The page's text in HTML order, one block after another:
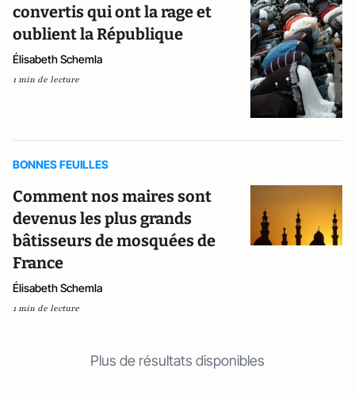
convertis qui ont la rage et
oublient la République
Élisabeth Schemla
1 min de lecture
BONNES FEUILLES
Comment nos maires sont
devenus les plus grands
bâtisseurs de mosquées de
France
Élisabeth Schemla
1 min de lecture
Plus de résultats disponibles